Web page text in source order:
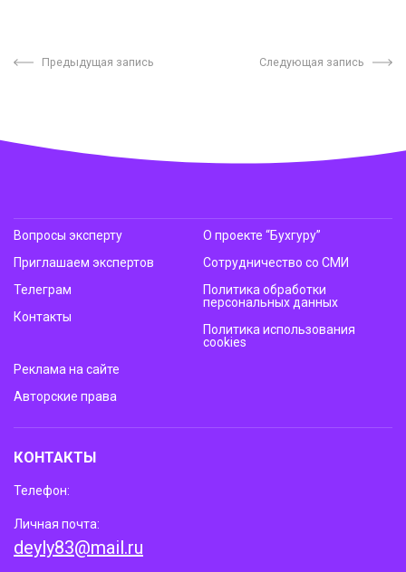
Предыдущая запись Следующая запись
Вопросы эксперту
Приглашаем экспертов
Телеграм
Контакты
О проекте “Бухгуру”
Сотрудничество со СМИ
Политика обработки
персональных данных
Политика использования
cookies
Реклама на сайте
Авторские права
КОНТАКТЫ
Телефон:
Личная почта:
deyly83@mail.ru